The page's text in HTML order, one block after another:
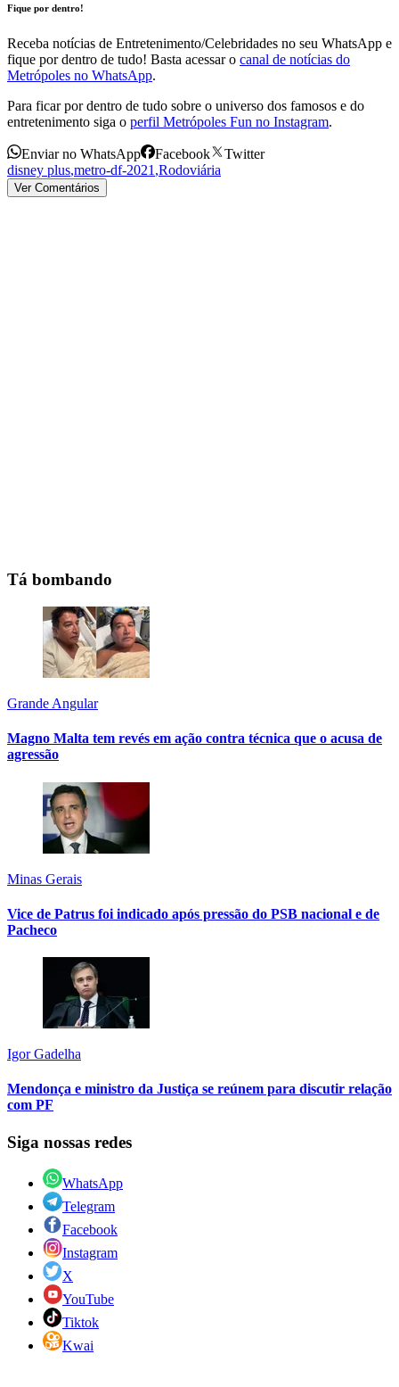
Fique por dentro!
Receba notícias de Entretenimento/Celebridades no seu WhatsApp e
fique por dentro de tudo! Basta acessar o canal de notícias do
Metrópoles no WhatsApp.
Para ficar por dentro de tudo sobre o universo dos famosos e do
entretenimento siga o perfil Metrópoles Fun no Instagram.
Enviar no WhatsApp Facebook
Twitter
disney plus,metro-df-2021 ,Rodoviária
Ver Comentários
Tá bombando
Grande Angular
Magno Malta tem revés em ação contra técnica que o acusa de
agressão
Minas Gerais
Vice de Patrus foi indicado após pressão do PSB nacional e de
Pacheco
Igor Gadelha
Mendonça e ministro da Justiça se reúnem para discutir relação
com PF
Siga nossas redes
WhatsApp
Telegram
Facebook
Instagram
X
YouTube
Tiktok
Kwai